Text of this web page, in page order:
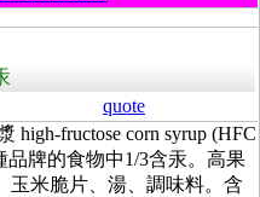
quote
high-fructose corn syrup (HFC
品牌的食物中1/3含汞。高果
玉米脆片、湯、調味料。含